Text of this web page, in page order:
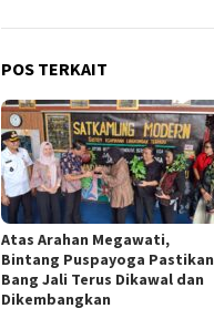
POS TERKAIT
Atas Arahan Megawati,
Bintang Puspayoga Pastikan
Bang Jali Terus Dikawal dan
Dikembangkan